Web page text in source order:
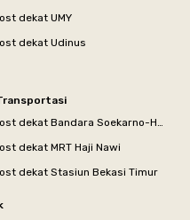
dekat UMY
dekat Udinus
Kost dekat Bandara Soekarno-Hatta
dekat MRT Haji Nawi
dekat Stasiun Bekasi Timur